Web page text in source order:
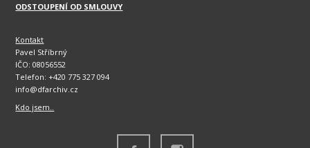
ODSTOUPENÍ OD SMLOUVY
Kontakt
Pavel Stříbrný
IČO: 08056552
Telefon: +420 775 327 094
info@dfarchiv.cz
Kdo jsem..